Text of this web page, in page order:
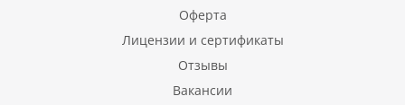
Оферта
Лицензии и сертификаты
Отзывы
Вакансии